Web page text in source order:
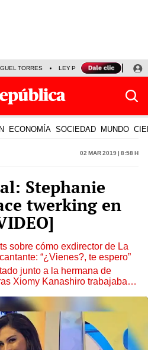
TORRES LEY PULPÍN PRECIO DEL
ECONOMÍA SOCIEDAD MUNDO
02 Mar 2019 | 8:58 h
Stephanie
twerking en
sobre cómo exdirector de La
“¿Vienes?, te espero”
junto a la hermana de
Xiomy Kanashiro trabajaba: